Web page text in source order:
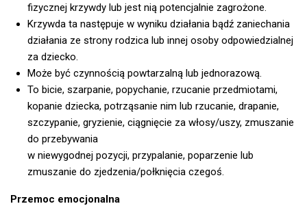
fizycznej krzywdy lub jest nią potencjalnie zagrożone.
Krzywda ta następuje w wyniku działania bądź zaniechania
działania ze strony rodzica lub innej osoby odpowiedzialnej
za dziecko.
Może być czynnością powtarzalną lub jednorazową.
To bicie, szarpanie, popychanie, rzucanie przedmiotami,
kopanie dziecka, potrząsanie nim lub rzucanie, drapanie,
szczypanie, gryzienie, ciągnięcie za włosy/uszy, zmuszanie
do przebywania
w niewygodnej pozycji, przypalanie, poparzenie lub
zmuszanie do zjedzenia/połknięcia czegoś.
Przemoc emocjonalna